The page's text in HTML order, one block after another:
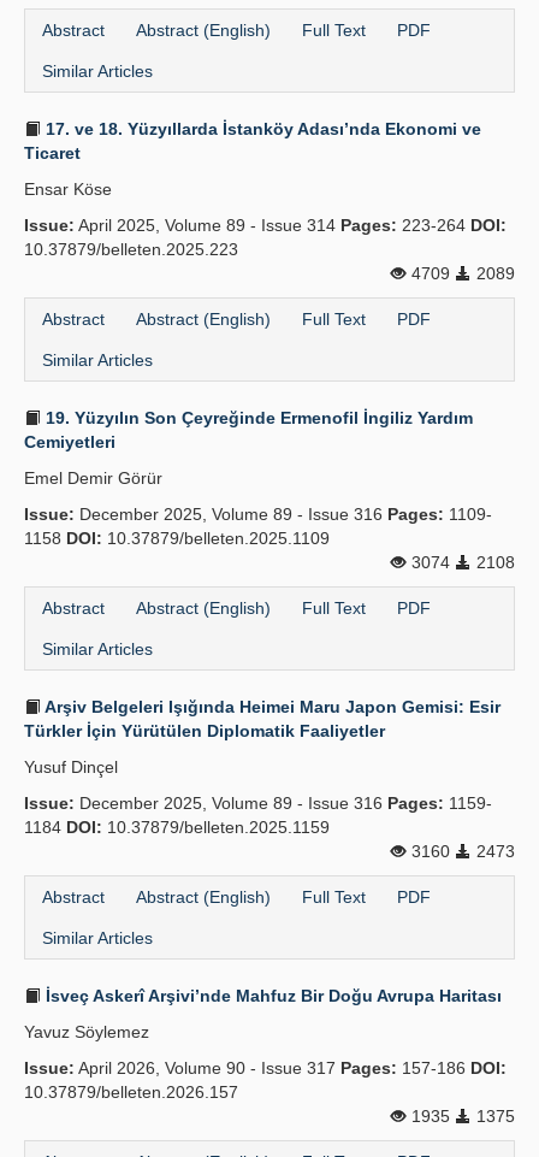
Abstract Abstract (English) Full Text PDF
Similar Articles
17. ve 18. Yüzyıllarda İstanköy Adası’nda Ekonomi ve
Ticaret
Ensar Köse
Issue: April 2025, Volume 89 - Issue 314 Pages: 223-264 DOI:
10.37879/belleten.2025.223
4709
2089
Abstract Abstract (English) Full Text PDF
Similar Articles
19. Yüzyılın Son Çeyreğinde Ermenofil İngiliz Yardım
Cemiyetleri
Emel Demir Görür
Issue: December 2025, Volume 89 - Issue 316 Pages: 1109-
1158 DOI: 10.37879/belleten.2025.1109
3074
2108
Abstract Abstract (English) Full Text PDF
Similar Articles
Arşiv Belgeleri Işığında Heimei Maru Japon Gemisi: Esir
Türkler İçin Yürütülen Diplomatik Faaliyetler
Yusuf Dinçel
Issue: December 2025, Volume 89 - Issue 316 Pages: 1159-
1184 DOI: 10.37879/belleten.2025.1159
3160
2473
Abstract Abstract (English) Full Text PDF
Similar Articles
İsveç Askerî Arşivi’nde Mahfuz Bir Doğu Avrupa Haritası
Yavuz Söylemez
Issue: April 2026, Volume 90 - Issue 317 Pages: 157-186 DOI:
10.37879/belleten.2026.157
1935
1375